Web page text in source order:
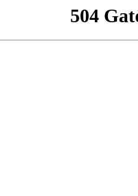
504